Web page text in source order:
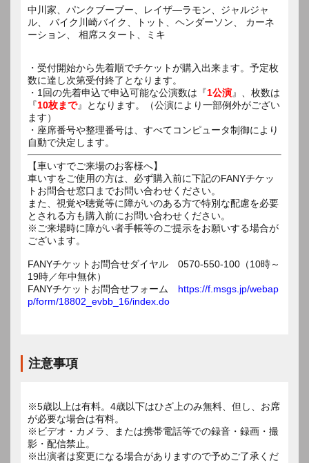
中川家、パンクブーブー、レイザ―ラモン、ジャルジャ
ル、 バイク川崎バイク、トット、ヘンダーソン、 カーネ
ーション、 相席スタート、ミキ
・受付開始から先着順でチケットが購入出来ます。予定枚
数に達し次第受付終了となります。
・1回の先着申込で申込可能な公演数は『1公演』、枚数は
『10枚まで』となります。（公演により一部例外がござい
ます）
・座席番号や整理番号は、すべてコンピュータ制御により
自動で決定します。
【車いすでご来場のお客様へ】
車いすをご使用の方は、必ず購入前に下記のFANYチケッ
トお問合せ窓口までお問い合わせください。
また、視覚や聴覚等に障がいのある方で特別な配慮を必要
とされる方も購入前にお問い合わせください。
※ご来場時に障がい者手帳等のご提示をお願いする場合が
ございます。
FANYチケットお問合せダイヤル 0570-550-100（10時～
19時／年中無休）
FANYチケットお問合せフォーム https://f.msgs.jp/webap
p/form/18802_evbb_16/index.do
注意事項
※5歳以上は有料。4歳以下はひざ上のみ無料、但し、お席
が必要な場合は有料。
※ビデオ・カメラ、または携帯電話等での録音・録画・撮
影・配信禁止。
※出演者は変更になる場合がありますので予めご了承くだ